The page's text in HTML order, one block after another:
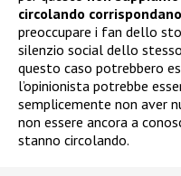
circolando
preoccupare i fan dello
silenzio social dello
questo caso potrebbero
l’opinionista potrebbe
semplicemente non aver
non essere ancora a
stanno circolando.